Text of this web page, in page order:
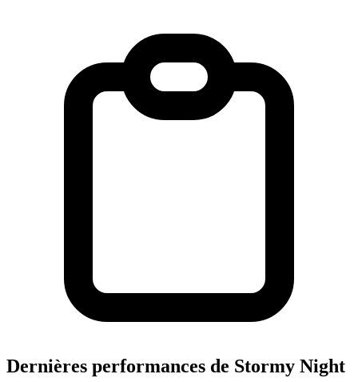
Dernières performances de Stormy Night